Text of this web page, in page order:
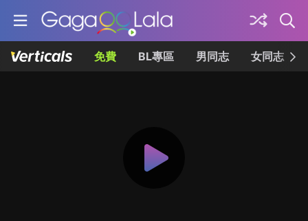
免費 BL專區 男同志 女同志